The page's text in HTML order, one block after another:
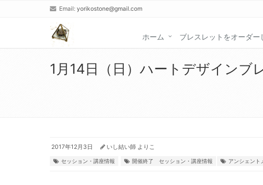
Email: yorikostone@gmail.com
ホーム ブレスレットをオーダー
1月14日（日）ハートデザインブ
2017年12月3日 いし結い師 よりこ
セッション・講座情報 開催終了 セッション・講座情報 アンシェント